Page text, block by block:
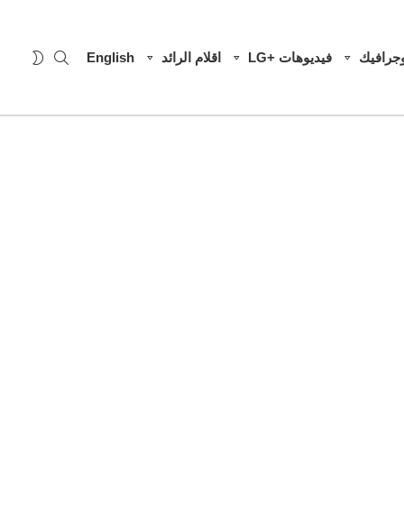
فيديوهات +LG اقلام الرائد English
SEARCH